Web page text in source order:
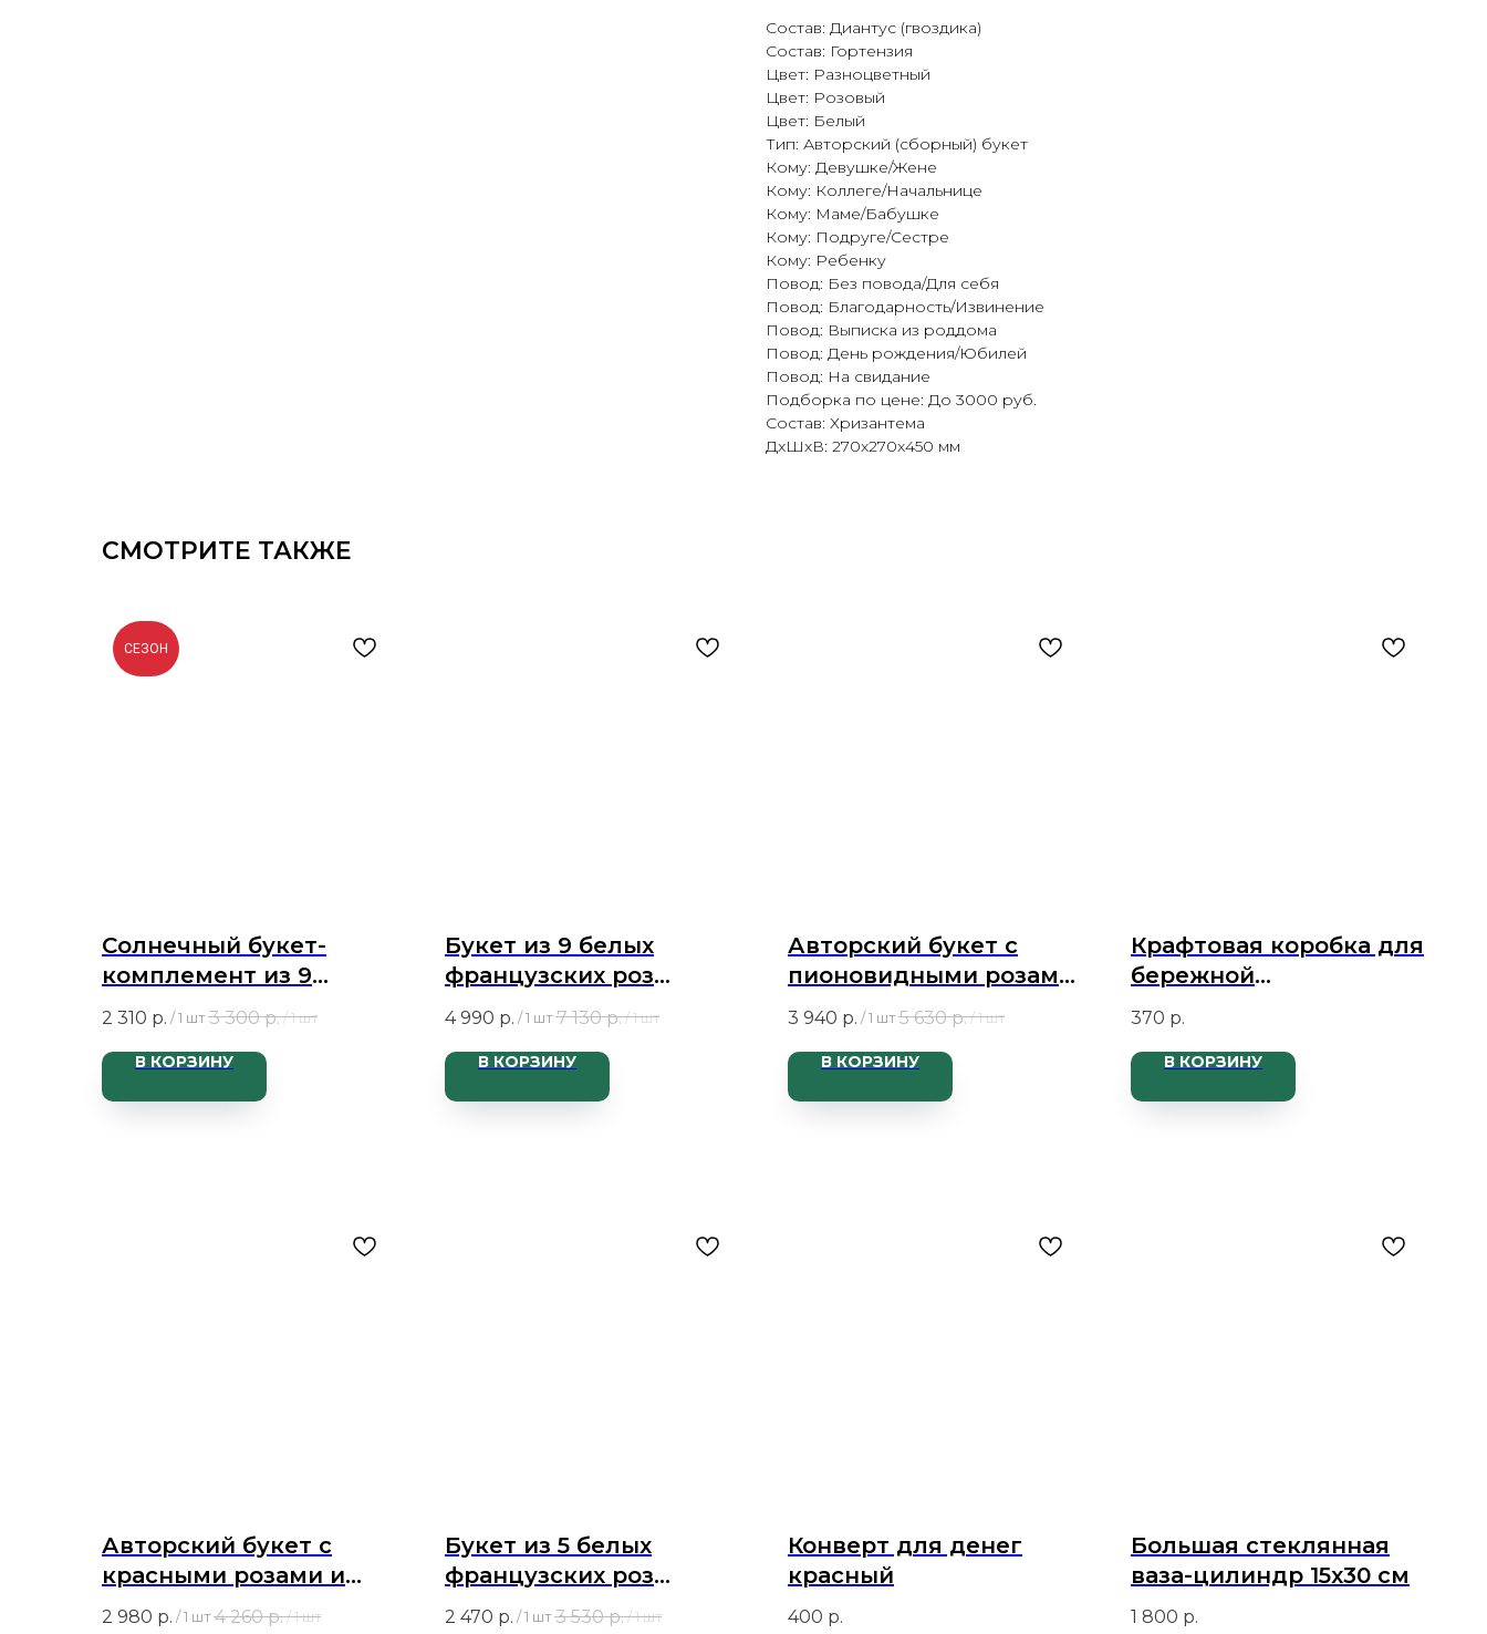
Состав: Диантус (гвоздика)
Состав: Гортензия
Цвет: Разноцветный
Цвет: Розовый
Цвет: Белый
Тип: Авторский (сборный) букет
Кому: Девушке/Жене
Кому: Коллеге/Начальнице
Кому: Маме/Бабушке
Кому: Подруге/Сестре
Кому: Ребенку
Повод: Без повода/Для себя
Повод: Благодарность/Извинение
Повод: Выписка из роддома
Повод: День рождения/Юбилей
Повод: На свидание
Подборка по цене: До 3000 руб.
Состав: Хризантема
ДxШxВ: 270x270x450 мм
СМОТРИТЕ ТАКЖЕ
СЕЗОН
Солнечный букет-
комплемент из 9
желтых кустовых
диантусов и
танацетума
2 310 р. / 1 шт 3 300 р. / 1 шт
В КОРЗИНУ
Букет из 9 белых
французских роз
Мондиаль и эвкалипта
4 990 р. / 1 шт 7 130 р. / 1 шт
В КОРЗИНУ
Авторский букет с
пионовидными розами,
хризантемой и
диантусами
3 940 р. / 1 шт 5 630 р. / 1 шт
В КОРЗИНУ
Крафтовая коробка для
бережной
транспортировки
букета
370 р.
В КОРЗИНУ
Авторский букет с
красными розами и
кремовыми
2 980 р. / 1 шт 4 260 р. / 1 шт
Букет из 5 белых
французских роз
Мондиаль и эвкалипта
2 470 р. / 1 шт 3 530 р. / 1 шт
Конверт для денег
красный
400 р.
Большая стеклянная
ваза-цилиндр 15х30 см
1 800 р.